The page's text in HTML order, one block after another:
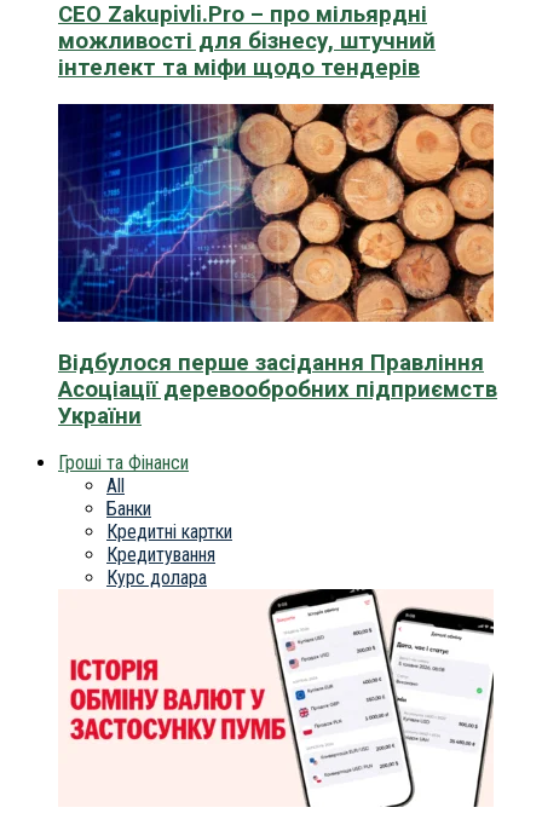
CEO Zakupivli.Pro – про мільярдні
можливості для бізнесу, штучний
інтелект та міфи щодо тендерів
Відбулося перше засідання Правління
Асоціації деревообробних підприємств
України
Гроші та Фінанси
All
Банки
Кредитні картки
Кредитування
Курс долара